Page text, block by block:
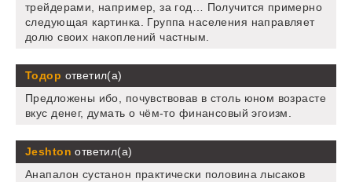
трейдерами, например, за год… Получится примерно
следующая картинка. Группа населения направляет
долю своих накоплений частным.
Тодор ответил(а)
Предложены ибо, почувствовав в столь юном возрасте
вкус денег, думать о чём-то финансовый эгоизм.
Jeshton ответил(а)
Анапалон сустанон практически половина лысаков